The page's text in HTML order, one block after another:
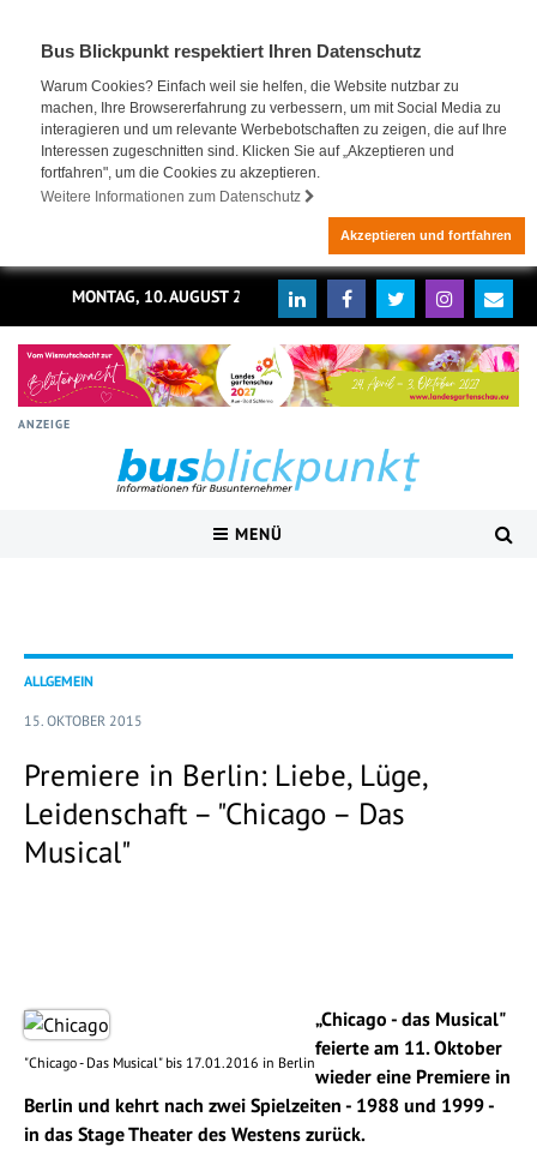
Bus Blickpunkt respektiert Ihren Datenschutz
Warum Cookies? Einfach weil sie helfen, die Website nutzbar zu
machen, Ihre Browsererfahrung zu verbessern, um mit Social Media zu
interagieren und um relevante Werbebotschaften zu zeigen, die auf Ihre
Interessen zugeschnitten sind. Klicken Sie auf „Akzeptieren und
fortfahren", um die Cookies zu akzeptieren.
Weitere Informationen zum Datenschutz
Akzeptieren und fortfahren
MONTAG, 10. AUGUST 2026
ANZEIGE
MENÜ
ALLGEMEIN
15. OKTOBER 2015
Premiere in Berlin: Liebe, Lüge,
Leidenschaft – "Chicago – Das
Musical"
"Chicago - Das Musical" bis 17.01.2016 in Berlin
„Chicago - das Musical"
feierte am 11. Oktober
wieder eine Premiere in
Berlin und kehrt nach zwei Spielzeiten - 1988 und 1999 -
in das Stage Theater des Westens zurück.